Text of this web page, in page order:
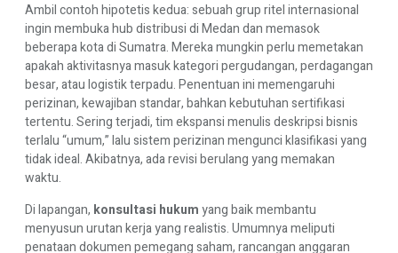
Ambil contoh hipotetis kedua: sebuah grup ritel internasional
ingin membuka hub distribusi di Medan dan memasok
beberapa kota di Sumatra. Mereka mungkin perlu memetakan
apakah aktivitasnya masuk kategori pergudangan, perdagangan
besar, atau logistik terpadu. Penentuan ini memengaruhi
perizinan, kewajiban standar, bahkan kebutuhan sertifikasi
tertentu. Sering terjadi, tim ekspansi menulis deskripsi bisnis
terlalu “umum,” lalu sistem perizinan mengunci klasifikasi yang
tidak ideal. Akibatnya, ada revisi berulang yang memakan
waktu.
Di lapangan, konsultasi hukumyang baik membantu
menyusun urutan kerja yang realistis. Umumnya meliputi
penataan dokumen pemegang saham, rancangan anggaran